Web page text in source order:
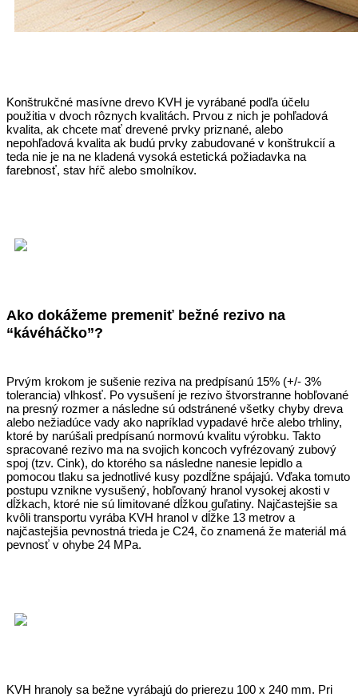
Konštrukčné masívne drevo KVH je vyrábané podľa účelu
použitia v dvoch rôznych kvalitách. Prvou z nich je pohľadová
kvalita, ak chcete mať drevené prvky priznané, alebo
nepohľadová kvalita ak budú prvky zabudované v konštrukcií a
teda nie je na ne kladená vysoká estetická požiadavka na
farebnosť, stav hŕč alebo smolníkov.
Ako dokážeme premeniť bežné rezivo na
“kávéháčko”?
Prvým krokom je sušenie reziva na predpísanú 15% (+/- 3%
tolerancia) vlhkosť. Po vysušení je rezivo štvorstranne hobľované
na presný rozmer a následne sú odstránené všetky chyby dreva
alebo nežiadúce vady ako napríklad vypadavé hrče alebo trhliny,
ktoré by narúšali predpísanú normovú kvalitu výrobku. Takto
spracované rezivo ma na svojich koncoch vyfrézovaný zubový
spoj (tzv. Cink), do ktorého sa následne nanesie lepidlo a
pomocou tlaku sa jednotlivé kusy pozdĺžne spájajú. Vďaka tomuto
postupu vznikne vysušený, hobľovaný hranol vysokej akosti v
dĺžkach, ktoré nie sú limitované dĺžkou guľatiny. Najčastejšie sa
kvôli transportu vyrába KVH hranol v dĺžke 13 metrov a
najčastejšia pevnostná trieda je C24, čo znamená že materiál má
pevnosť v ohybe 24 MPa.
KVH hranoly sa bežne vyrábajú do prierezu 100 x 240 mm. Pri